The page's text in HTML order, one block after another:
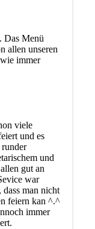
Das Menü
allen unseren
immer
viele
und es
und
gut an
war
man nicht
feiern kan ^.^
immer